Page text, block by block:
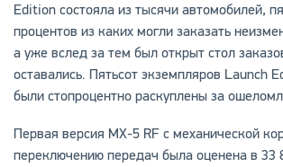
Edition состояла из тысячи автомобилей,
процентов из каких могли заказать
а уже вслед за тем был открыт стол
оставались. Пятьсот экземпляров Launch
были стопроцентно раскуплены за
Первая версия MX-5 RF с механической
переключению передач была оценена в 33